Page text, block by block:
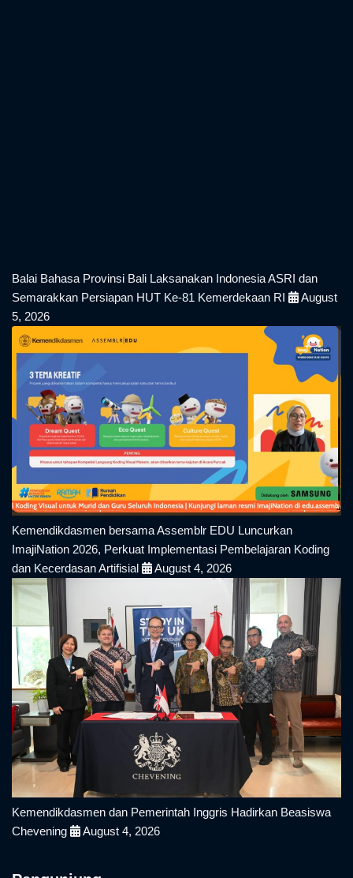
Balai Bahasa Provinsi Bali Laksanakan Indonesia ASRI dan
Semarakkan Persiapan HUT Ke-81 Kemerdekaan RI
August
5, 2026
Kemendikdasmen bersama Assemblr EDU Luncurkan
ImajiNation 2026, Perkuat Implementasi Pembelajaran Koding
dan Kecerdasan Artifisial
August 4, 2026
Kemendikdasmen dan Pemerintah Inggris Hadirkan Beasiswa
Chevening
August 4, 2026